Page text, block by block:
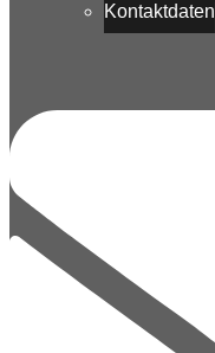
Kontaktdaten